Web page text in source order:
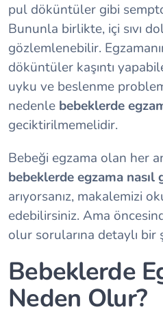
pul döküntüler gibi
Bununla birlikte, içi sıvı
gözlemlenebilir.
döküntüler kaşıntı
uyku ve beslenme
nedenle bebeklerde
geciktirilmemelidir.
Bebeği egzama olan her
bebeklerde egzama nasıl
arıyorsanız, makalemizi
edebilirsiniz. Ama
olur sorularına detaylı bir
Bebeklerde
Neden Olur?